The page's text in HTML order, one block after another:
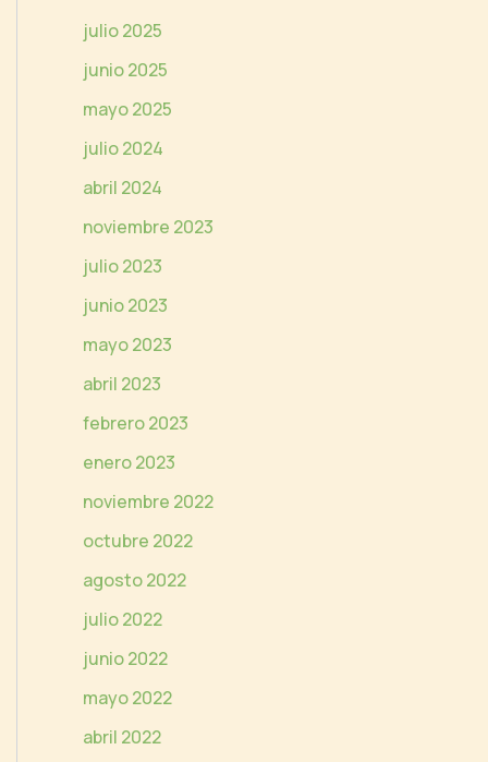
o
julio 2025
junio 2025
mayo 2025
julio 2024
abril 2024
noviembre 2023
julio 2023
junio 2023
mayo 2023
abril 2023
febrero 2023
enero 2023
noviembre 2022
octubre 2022
agosto 2022
julio 2022
junio 2022
mayo 2022
abril 2022